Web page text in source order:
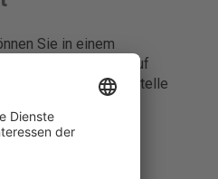
Sie in einem
die Ihr DMS auf
an die richtige Stelle